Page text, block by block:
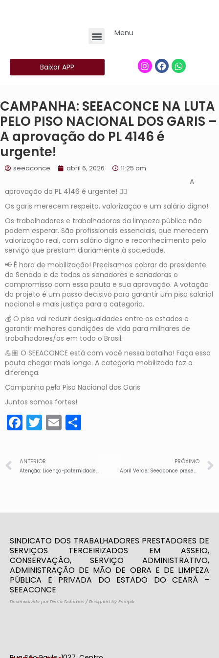
Menu
Baixar APP
CAMPANHA: SEEACONCE NA LUTA
PELO PISO NACIONAL DOS GARIS –
A aprovação do PL 4146 é
urgente!
seeaconce abril 6, 2026 11:25 am
A
aprovação do PL 4146 é urgente! ✊🏽
Os garis merecem respeito, valorização e um salário digno!
Os trabalhadores e trabalhadoras da limpeza pública não
podem esperar. São profissionais essenciais, que merecem
valorização real, com salário digno e reconhecimento pelo
serviço que prestam diariamente à sociedade.
📢 É hora de mobilização! Precisamos cobrar do presidente
do Senado e de todos os senadores e senadoras o
compromisso com essa pauta e sua aprovação. A votação
do projeto é um passo decisivo para garantir um piso salarial
nacional e mais justiça para a categoria.
💰 O piso vai reduzir desigualdades entre os estados e
garantir melhores condições de vida para milhares de
trabalhadores/as em todo o Brasil.
💪🏽 O SEEACONCE está com você nessa batalha! Faça essa
pauta chegar mais longe. A categoria mobilizada faz a
diferença.
Campanha pelo Piso Nacional dos Garis
Juntos somos fortes!
Facebook
Twitter
Email
ANTERIOR
Atenção: Licença-paternidade ampliada: a partir de 2027, pais contarão com mais tempo de licença, para se dedicar ao cuidado com os filhos
PRÓXIMO
Abril Verde: Seeaconce presente em reunião coletiva sobre “Impactos das mudanças climáticas no meio ambiente de trabalho
SINDICATO DOS TRABALHADORES PRESTADORES DE
SERVIÇOS TERCEIRIZADOS EM ASSEIO,
CONSERVAÇÃO, SERVIÇO ADMINISTRATIVO,
ADMINISTRAÇÃO DE MÃO DE OBRA E DE LIMPEZA
PÚBLICA E PRIVADA DO ESTADO DO CEARÁ –
SEEACONCE
Desenvolvido por Direta Sistemas / Designed by Freepik